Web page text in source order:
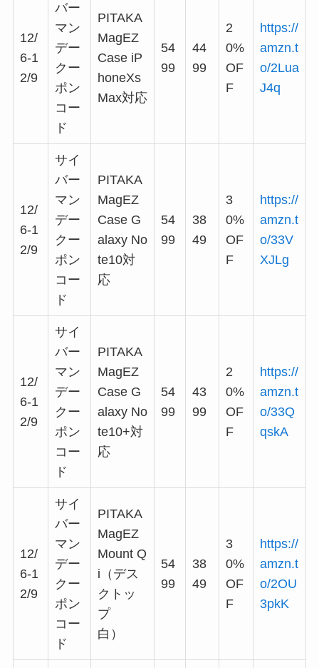
12/
6-1
2/9
バー
マン
デー
クー
ポン
コー
ド
PITAKA
MagEZ
Case iP
honeXs
Max対応
54
99
44
99
2
0%
OF
F
https://
amzn.t
o/2Lua
J4q
12/
6-1
2/9
サイ
バー
マン
デー
クー
ポン
コー
ド
PITAKA
MagEZ
Case G
alaxy No
te10対
応
54
99
38
49
3
0%
OF
F
https://
amzn.t
o/33V
XJLg
12/
6-1
2/9
サイ
バー
マン
デー
クー
ポン
コー
ド
PITAKA
MagEZ
Case G
alaxy No
te10+対
応
54
99
43
99
2
0%
OF
F
https://
amzn.t
o/33Q
qskA
12/
6-1
2/9
サイ
バー
マン
デー
クー
ポン
コー
ド
PITAKA
MagEZ
Mount Q
i（デス
クトッ
プ
白）
54
99
38
49
3
0%
OF
F
https://
amzn.t
o/2OU
3pkK